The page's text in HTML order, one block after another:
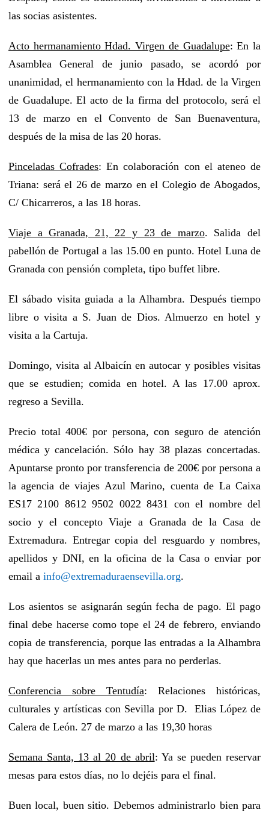
las socias asistentes.
Acto hermanamiento Hdad. Virgen de Guadalupe: En la
Asamblea General de junio pasado, se acordó por
unanimidad, el hermanamiento con la Hdad. de la Virgen
de Guadalupe. El acto de la firma del protocolo, será el
13 de marzo en el Convento de San Buenaventura,
después de la misa de las 20 horas.
Pinceladas Cofrades: En colaboración con el ateneo de
Triana: será el 26 de marzo en el Colegio de Abogados,
C/ Chicarreros, a las 18 horas.
Viaje a Granada, 21, 22 y 23 de marzo. Salida del
pabellón de Portugal a las 15.00 en punto. Hotel Luna de
Granada con pensión completa, tipo buffet libre.
El sábado visita guiada a la Alhambra. Después tiempo
libre o visita a S. Juan de Dios. Almuerzo en hotel y
visita a la Cartuja.
Domingo, visita al Albaicín en autocar y posibles visitas
que se estudien; comida en hotel. A las 17.00 aprox.
regreso a Sevilla.
Precio total 400€ por persona, con seguro de atención
médica y cancelación. Sólo hay 38 plazas concertadas.
Apuntarse pronto por transferencia de 200€ por persona a
la agencia de viajes Azul Marino, cuenta de La Caixa
ES17 2100 8612 9502 0022 8431 con el nombre del
socio y el concepto Viaje a Granada de la Casa de
Extremadura. Entregar copia del resguardo y nombres,
apellidos y DNI, en la oficina de la Casa o enviar por
email a info@extremaduraensevilla.org.
Los asientos se asignarán según fecha de pago. El pago
final debe hacerse como tope el 24 de febrero, enviando
copia de transferencia, porque las entradas a la Alhambra
hay que hacerlas un mes antes para no perderlas.
Conferencia sobre Tentudía: Relaciones históricas,
culturales y artísticas con Sevilla por D. Elias López de
Calera de León. 27 de marzo a las 19,30 horas
Semana Santa, 13 al 20 de abril: Ya se pueden reservar
mesas para estos días, no lo dejéis para el final.
Buen local, buen sitio. Debemos administrarlo bien para